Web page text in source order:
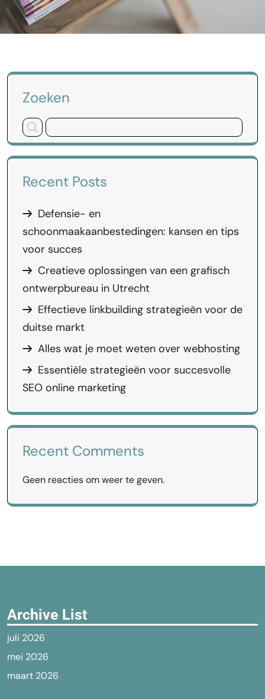
Zoeken
Recent Posts
Defensie- en
schoonmaakaanbestedingen: kansen en tips
voor succes
Creatieve oplossingen van een grafisch
ontwerpbureau in Utrecht
Effectieve linkbuilding strategieën voor de
duitse markt
Alles wat je moet weten over webhosting
Essentiële strategieën voor succesvolle
SEO online marketing
Recent Comments
Geen reacties om weer te geven.
Archive List
juli 2026
mei 2026
maart 2026